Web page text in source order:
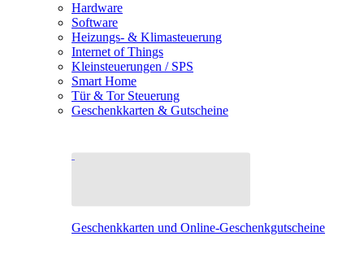
Hardware
Software
Heizungs- & Klimasteuerung
Internet of Things
Kleinsteuerungen / SPS
Smart Home
Tür & Tor Steuerung
Geschenkkarten & Gutscheine
Geschenkkarten und Online-Geschenkgutscheine